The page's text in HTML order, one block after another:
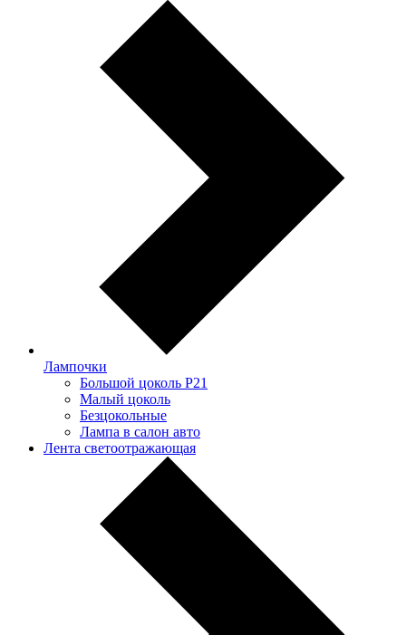
Лампочки
Большой цоколь P21
Малый цоколь
Безцокольные
Лампа в салон авто
Лента светоотражающая